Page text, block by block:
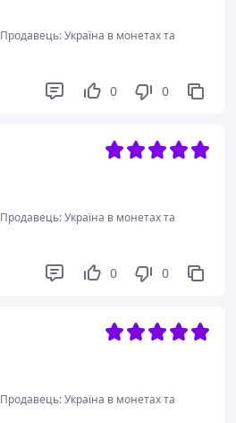
Продавець: Україна в монетах та
0 0
Продавець: Україна в монетах та
0 0
Продавець: Україна в монетах та